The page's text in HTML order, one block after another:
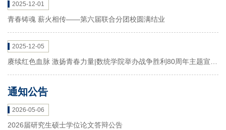
2025-12-01
青春铸魂 薪火相传——第六届联合分团校圆满结业
2025-12-05
赓续红色血脉 激扬青春力量|数统学院举办战争胜利80周年主题宣讲
通知公告
2026-05-06
2026届研究生硕士学位论文答辩公告